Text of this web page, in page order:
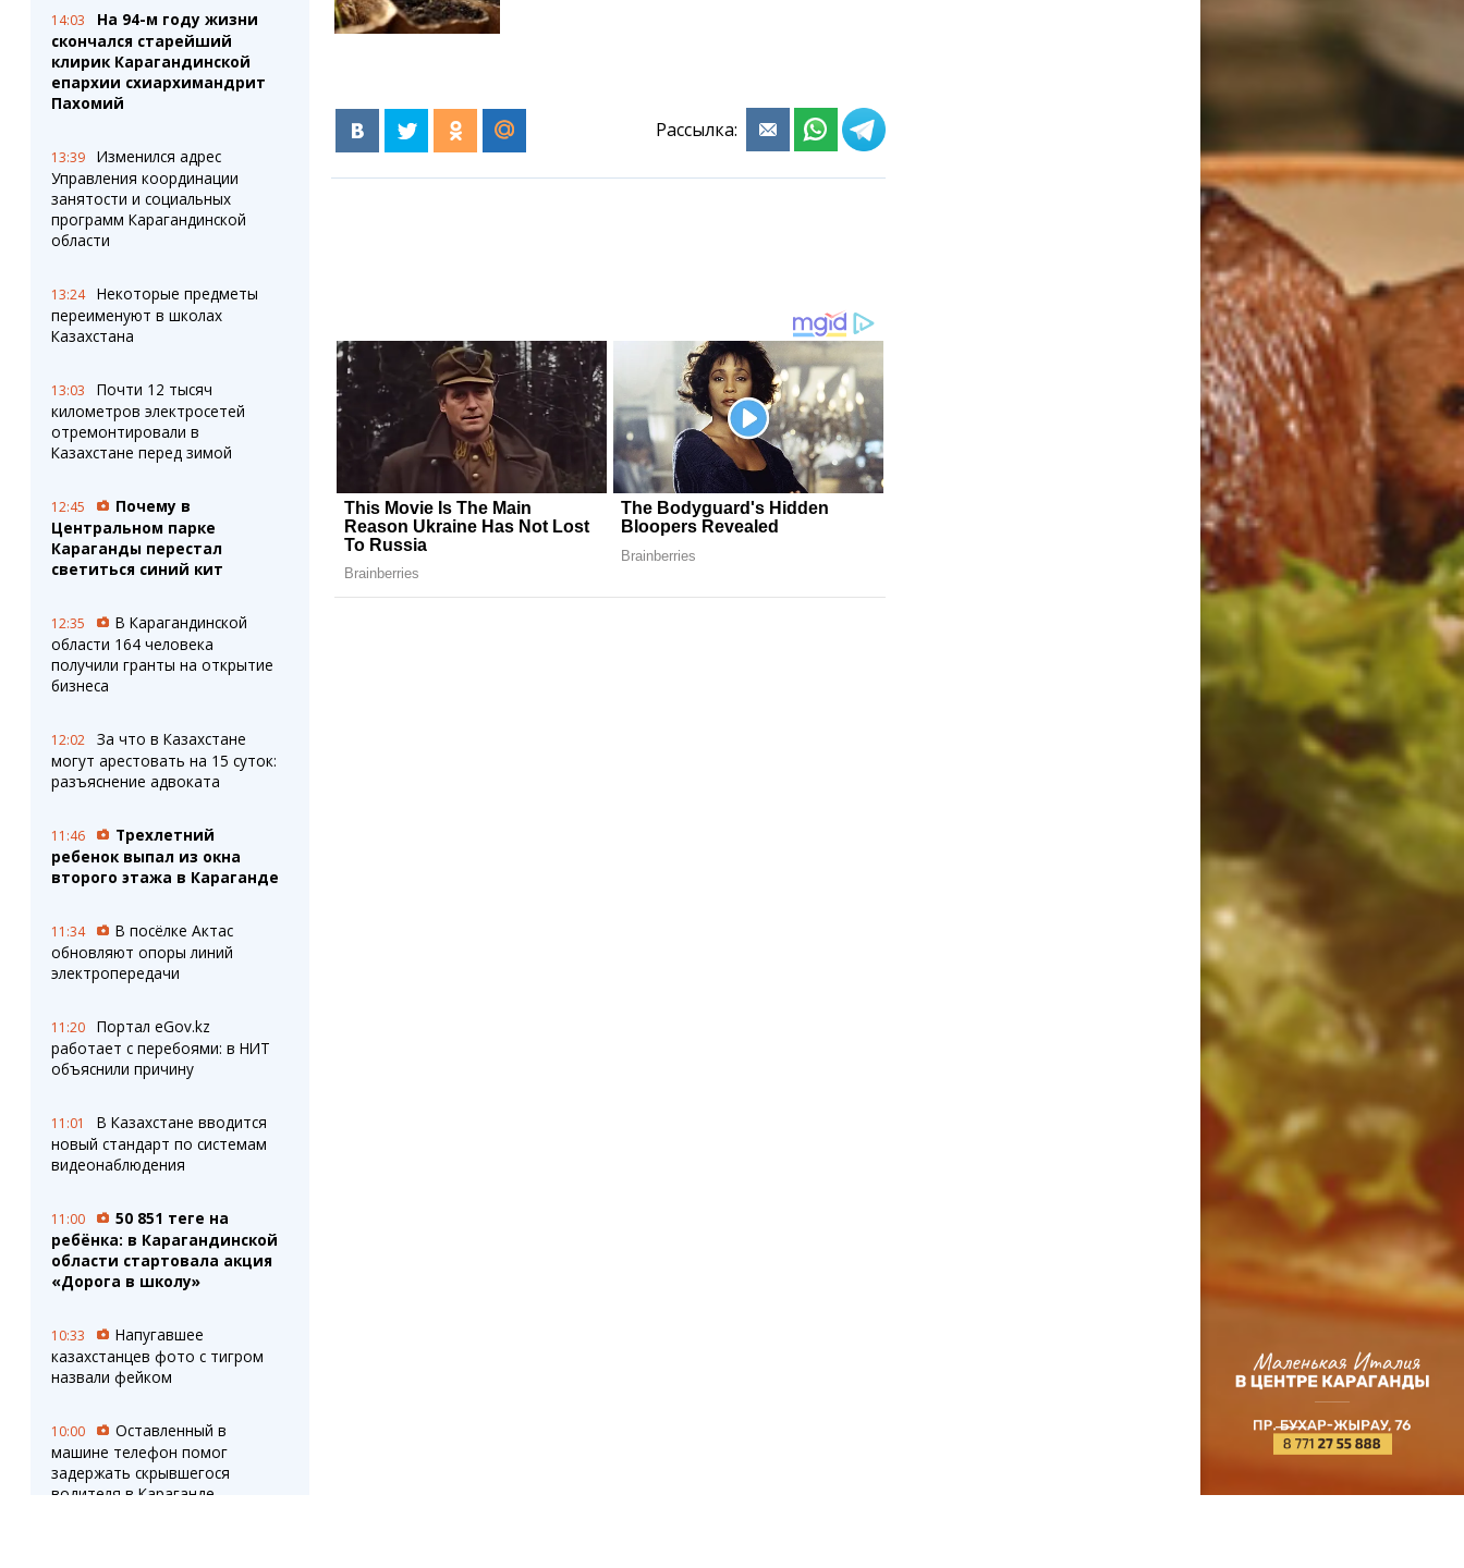
14:03
На 94-м году жизни
скончался старейший
клирик Карагандинской
епархии схиархимандрит
Пахомий
13:39
Изменился адрес
Управления координации
занятости и социальных
программ Карагандинской
области
13:24
Некоторые предметы
переименуют в школах
Казахстана
13:03
Почти 12 тысяч
километров электросетей
отремонтировали в
Казахстане перед зимой
12:45
Почему в
Центральном парке
Караганды перестал
светиться синий кит
12:35
В Карагандинской
области 164 человека
получили гранты на открытие
бизнеса
12:02
За что в Казахстане
могут арестовать на 15 суток:
разъяснение адвоката
11:46
Трехлетний
ребенок выпал из окна
второго этажа в Караганде
11:34
В посёлке Актас
обновляют опоры линий
электропередачи
11:20
Портал eGov.kz
работает с перебоями: в НИТ
объяснили причину
11:01
В Казахстане вводится
новый стандарт по системам
видеонаблюдения
11:00
50 851 теңге на
ребёнка: в Карагандинской
области стартовала акция
«Дорога в школу»
10:33
Напугавшее
казахстанцев фото с тигром
назвали фейком
10:00
Оставленный в
машине телефон помог
задержать скрывшегося
водителя в Караганде
Рассылка: